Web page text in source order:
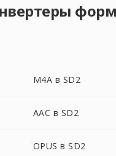
M4A в SD2
AAC в SD2
OPUS в SD2